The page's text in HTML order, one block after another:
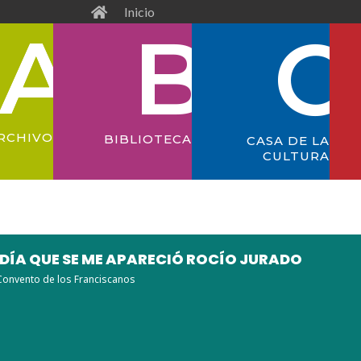
Inicio
BIBLIOTECA
CASA DE LA
CULTURA
QUE SE ME APARECIÓ ROCÍO JURADO
de los Franciscanos